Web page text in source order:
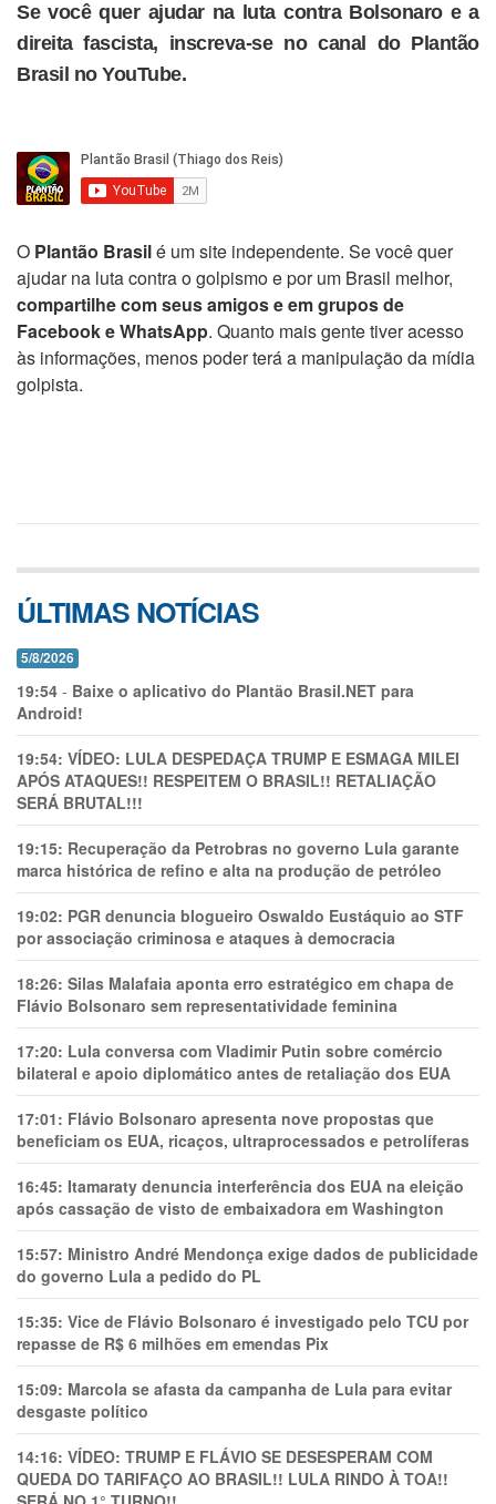
Se você quer ajudar na luta contra Bolsonaro e a
direita fascista, inscreva-se no canal do Plantão
Brasil no YouTube.
O Plantão Brasilé um site independente. Se você quer
ajudar na luta contra o golpismo e por um Brasil melhor,
compartilhe com seus amigos e em grupos de
Facebook e WhatsApp. Quanto mais gente tiver acesso
às informações, menos poder terá a manipulação da mídia
golpista.
ÚLTIMAS NOTÍCIAS
5/8/2026
19:54 - Baixe o aplicativo do Plantão Brasil.NET para
Android!
19:54: VÍDEO: LULA DESPEDAÇA TRUMP E ESMAGA MILEI
APÓS ATAQUES!! RESPEITEM O BRASIL!! RETALIAÇÃO
SERÁ BRUTAL!!!
19:15: Recuperação da Petrobras no governo Lula garante
marca histórica de refino e alta na produção de petróleo
19:02: PGR denuncia blogueiro Oswaldo Eustáquio ao STF
por associação criminosa e ataques à democracia
18:26: Silas Malafaia aponta erro estratégico em chapa de
Flávio Bolsonaro sem representatividade feminina
17:20: Lula conversa com Vladimir Putin sobre comércio
bilateral e apoio diplomático antes de retaliação dos EUA
17:01: Flávio Bolsonaro apresenta nove propostas que
beneficiam os EUA, ricaços, ultraprocessados e petrolíferas
16:45: Itamaraty denuncia interferência dos EUA na eleição
após cassação de visto de embaixadora em Washington
15:57: Ministro André Mendonça exige dados de publicidade
do governo Lula a pedido do PL
15:35: Vice de Flávio Bolsonaro é investigado pelo TCU por
repasse de R$ 6 milhões em emendas Pix
15:09: Marcola se afasta da campanha de Lula para evitar
desgaste político
14:16: VÍDEO: TRUMP E FLÁVIO SE DESESPERAM COM
QUEDA DO TARIFAÇO AO BRASIL!! LULA RINDO À TOA!!